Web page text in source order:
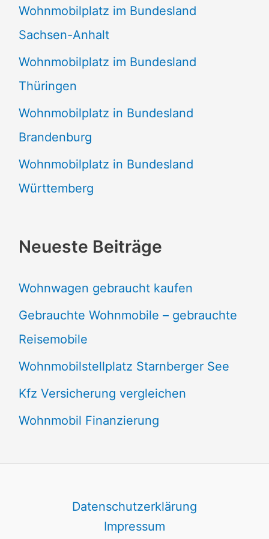
Wohnmobilplatz im Bundesland
Sachsen-Anhalt
Wohnmobilplatz im Bundesland
Thüringen
Wohnmobilplatz in Bundesland
Brandenburg
Wohnmobilplatz in Bundesland
Württemberg
Neueste Beiträge
Wohnwagen gebraucht kaufen
Gebrauchte Wohnmobile – gebrauchte
Reisemobile
Wohnmobilstellplatz Starnberger See
Kfz Versicherung vergleichen
Wohnmobil Finanzierung
Datenschutzerklärung
Impressum